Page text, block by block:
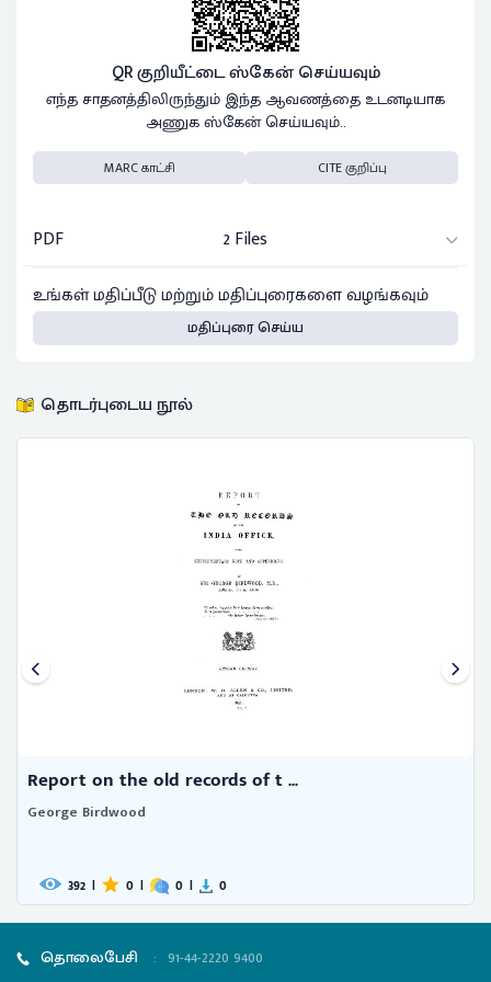
QR குறியீட்டை ஸ்கேன் செய்யவும்
எந்த சாதனத்திலிருந்தும் இந்த ஆவணத்தை உடனடியாக
அணுக ஸ்கேன் செய்யவும்..
MARC காட்சி CITE குறிப்பு
PDF
2 Files
உங்கள் மதிப்பீடு மற்றும் மதிப்புரைகளை வழங்கவும்
மதிப்புரை செய்ய
தொடர்புடைய நூல்
Report on the old records of t ...
George Birdwood
392 | 0 | 0 | 0
தொலைபேசி : 91-44-2220 9400